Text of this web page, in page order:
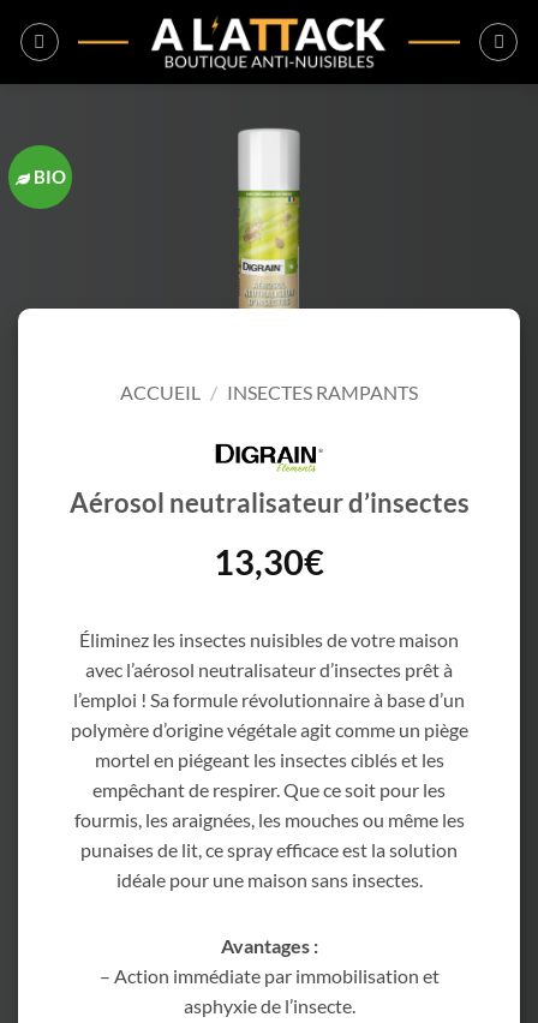
BIO
ACCUEIL / INSECTES RAMPANTS
Aérosol neutralisateur d’insectes
13,30€
Éliminez les insectes nuisibles de votre maison
avec l’aérosol neutralisateur d’insectes prêt à
l’emploi ! Sa formule révolutionnaire à base d’un
polymère d’origine végétale agit comme un piège
mortel en piégeant les insectes ciblés et les
empêchant de respirer. Que ce soit pour les
fourmis, les araignées, les mouches ou même les
punaises de lit, ce spray efficace est la solution
idéale pour une maison sans insectes.
Avantages :
– Action immédiate par immobilisation et
asphyxie de l’insecte.